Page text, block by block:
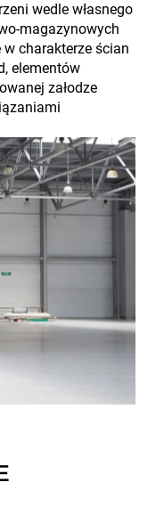
wedle własnego
magazynowych
charakterze ścian
elementów
załodze